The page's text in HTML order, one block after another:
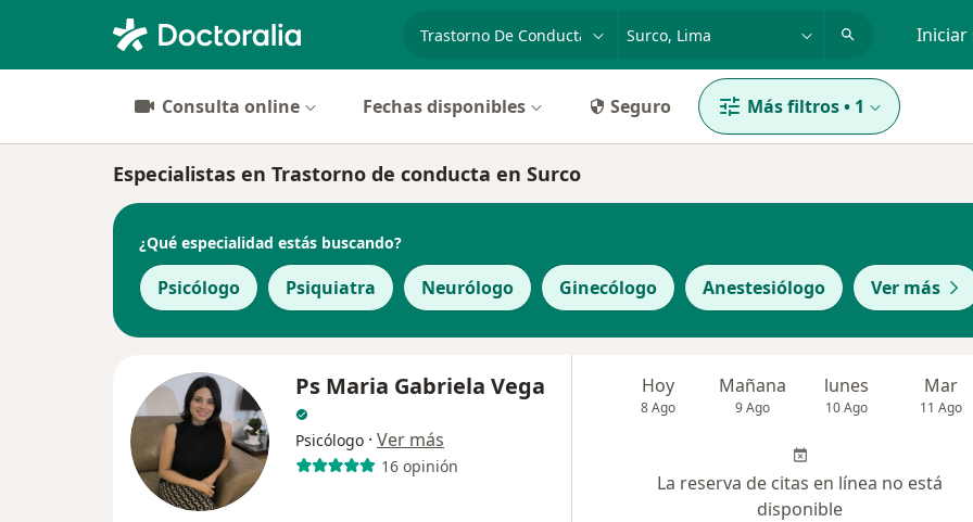
Iniciar
Consulta online Fechas disponibles Seguro Más filtros• 1
Especialistas en Trastorno de conducta en Surco
¿Qué especialidad estás buscando?
Psicólogo Psiquiatra Neurólogo Ginecólogo Anestesiólogo Ver más
Ps Maria Gabriela Vega
Psicólogo · Ver más
16 opinión
Hoy
8 Ago
Mañana
9 Ago
lunes
10 Ago
Mar
11 Ago
La reserva de citas en línea no está
disponible